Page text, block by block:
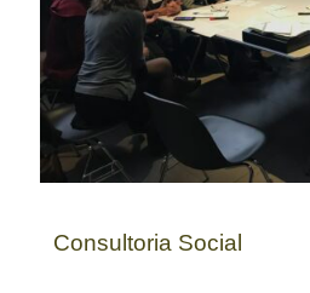
Consultoria Social